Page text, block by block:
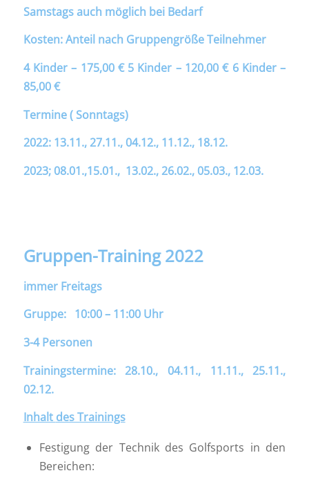
Samstags auch möglich bei Bedarf
Kosten: Anteil nach Gruppengröße Teilnehmer
4 Kinder – 175,00 € 5 Kinder – 120,00 € 6 Kinder –
85,00 €
Termine ( Sonntags)
2022: 13.11., 27.11., 04.12., 11.12., 18.12.
2023; 08.01.,15.01., 13.02., 26.02., 05.03., 12.03.
Gruppen-Training 2022
immer Freitags
Gruppe: 10:00 – 11:00 Uhr
3-4 Personen
Trainingstermine: 28.10., 04.11., 11.11., 25.11.,
02.12.
Inhalt des Trainings
Festigung der Technik des Golfsports in den
Bereichen: